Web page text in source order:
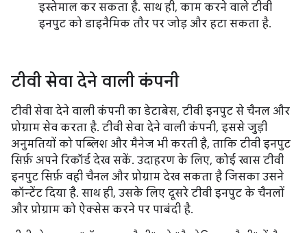
इस्तेमाल कर सकता है. साथ ही, काम करने वाले टीवी
इनपुट को डाइनैमिक तौर पर जोड़ और हटा सकता है.
टीवी सेवा देने वाली कंपनी
टीवी सेवा देने वाली कंपनी का डेटाबेस, टीवी इनपुट से चैनल और
प्रोग्राम सेव करता है. टीवी सेवा देने वाली कंपनी, इससे जुड़ी
अनुमतियों को पब्लिश और मैनेज भी करती है, ताकि टीवी इनपुट
सिर्फ़ अपने रिकॉर्ड देख सकें. उदाहरण के लिए, कोई खास टीवी
इनपुट सिर्फ़ वही चैनल और प्रोग्राम देख सकता है जिसका उसने
कॉन्टेंट दिया है. साथ ही, उसके लिए दूसरे टीवी इनपुट के चैनलों
और प्रोग्राम को ऐक्सेस करने पर पाबंदी है.